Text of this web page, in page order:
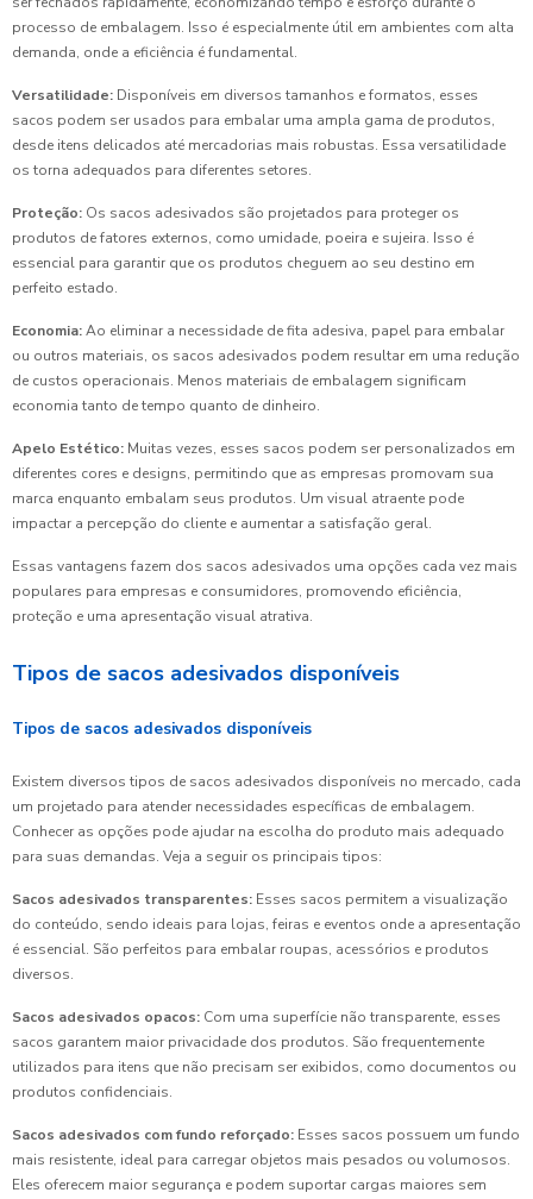
processo de embalagem. Isso é especialmente útil em ambientes com alta
demanda, onde a eficiência é fundamental.
Versatilidade: Disponíveis em diversos tamanhos e formatos, esses
sacos podem ser usados para embalar uma ampla gama de produtos,
desde itens delicados até mercadorias mais robustas. Essa versatilidade
os torna adequados para diferentes setores.
Proteção: Os sacos adesivados são projetados para proteger os
produtos de fatores externos, como umidade, poeira e sujeira. Isso é
essencial para garantir que os produtos cheguem ao seu destino em
perfeito estado.
Economia:Ao eliminar a necessidade de fita adesiva, papel para embalar
ou outros materiais, os sacos adesivados podem resultar em uma redução
de custos operacionais. Menos materiais de embalagem significam
economia tanto de tempo quanto de dinheiro.
Apelo Estético: Muitas vezes, esses sacos podem ser personalizados em
diferentes cores e designs, permitindo que as empresas promovam sua
marca enquanto embalam seus produtos. Um visual atraente pode
impactar a percepção do cliente e aumentar a satisfação geral.
Essas vantagens fazem dos sacos adesivados uma opções cada vez mais
populares para empresas e consumidores, promovendo eficiência,
proteção e uma apresentação visual atrativa.
Tipos de sacos adesivados disponíveis
Tipos de sacos adesivados disponíveis
Existem diversos tipos de sacos adesivados disponíveis no mercado, cada
um projetado para atender necessidades específicas de embalagem.
Conhecer as opções pode ajudar na escolha do produto mais adequado
para suas demandas. Veja a seguir os principais tipos:
Sacos adesivados transparentes: Esses sacos permitem a visualização
do conteúdo, sendo ideais para lojas, feiras e eventos onde a apresentação
é essencial. São perfeitos para embalar roupas, acessórios e produtos
diversos.
Sacos adesivados opacos: Com uma superfície não transparente, esses
sacos garantem maior privacidade dos produtos. São frequentemente
utilizados para itens que não precisam ser exibidos, como documentos ou
produtos confidenciais.
Sacos adesivados com fundo reforçado: Esses sacos possuem um fundo
mais resistente, ideal para carregar objetos mais pesados ou volumosos.
Eles oferecem maior segurança e podem suportar cargas maiores sem